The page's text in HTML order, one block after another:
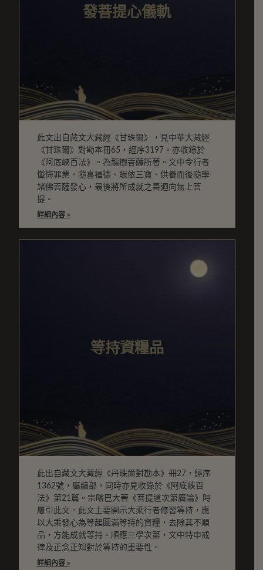
發菩提心儀軌
此文出自藏文大藏經《甘珠爾》，見中華大藏經
《甘珠爾》對勘本冊65，經序3197。亦收錄於
《阿底峽百法》。為龍樹菩薩所著。文中令行者
懺悔罪業、隨喜福德、皈依三寶、供養而後隨學
諸佛菩薩發心，最後將所成就之善迴向無上菩
提。
詳細內容 »
等持資糧品
此出自藏文大藏經《丹珠爾對勘本》冊27，經序
1362號，屬續部，同時亦見收錄於《阿底峽百
法》第21篇。宗喀巴大著《菩提道次第廣論》時
屢引此文。此文主要開示大乘行者修習等持，應
以大乘發心為等起圓滿等持的資糧，去除其不順
品，方能成就等持。順應三學次第，文中特申戒
律及正念正知對於等持的重要性。
詳細內容 »